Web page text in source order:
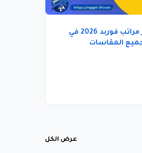
اسعار مراتب فوربد 2026 في
المقاسات
عرض الكل